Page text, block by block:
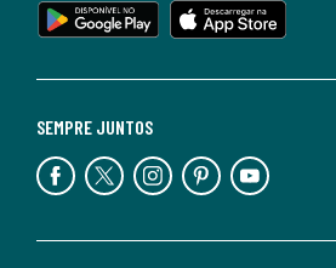
SEMPRE JUNTOS